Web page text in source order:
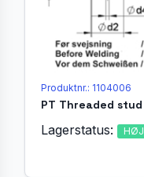
Produktnr.: 1104006
Lagerstatus: HØJ